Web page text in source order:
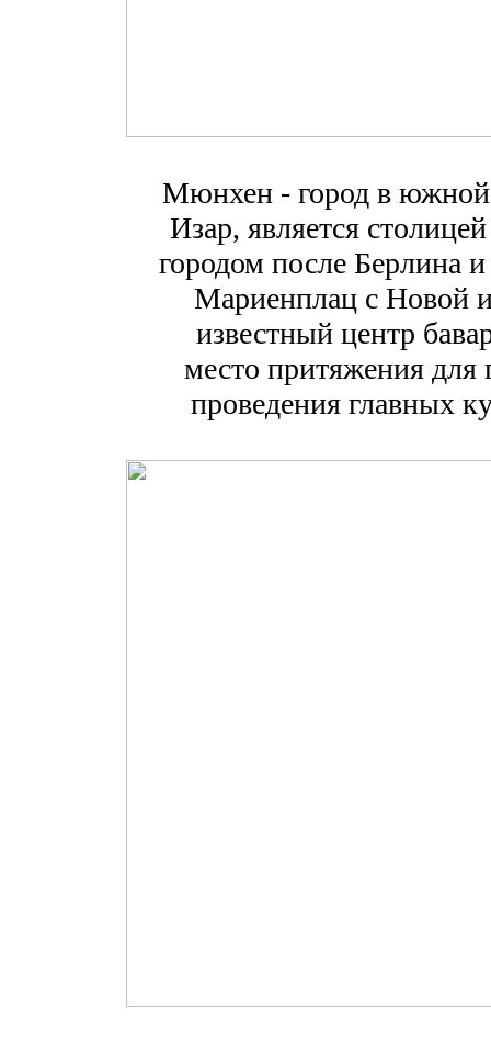
Мюнхен - город в южной
Изар, является
городом после Берлина
Мариенплац с Новой
известный центр
место притяжения для
проведения главных